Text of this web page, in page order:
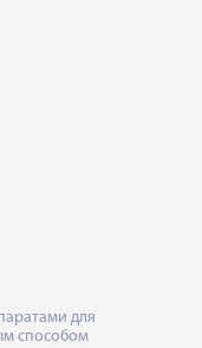
для
способом